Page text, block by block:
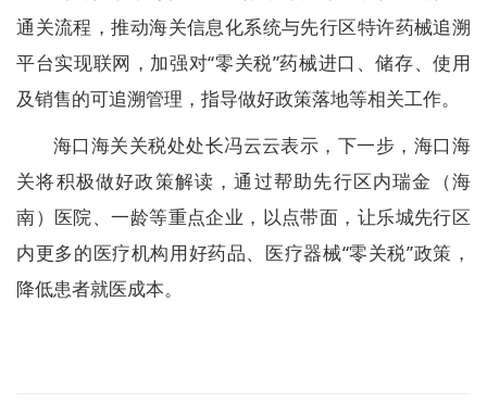
通关流程，推动海关信息化系统与先行区特许药械追溯
平台实现联网，加强对“零关税”药械进口、储存、使用
及销售的可追溯管理，指导做好政策落地等相关工作。
海口海关关税处处长冯云云表示，下一步，海口海
关将积极做好政策解读，通过帮助先行区内瑞金（海
南）医院、一龄等重点企业，以点带面，让乐城先行区
内更多的医疗机构用好药品、医疗器械“零关税”政策，
降低患者就医成本。